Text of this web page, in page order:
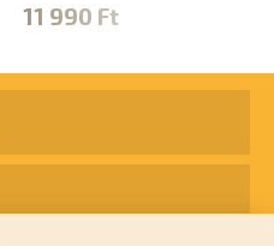
11 990 Ft